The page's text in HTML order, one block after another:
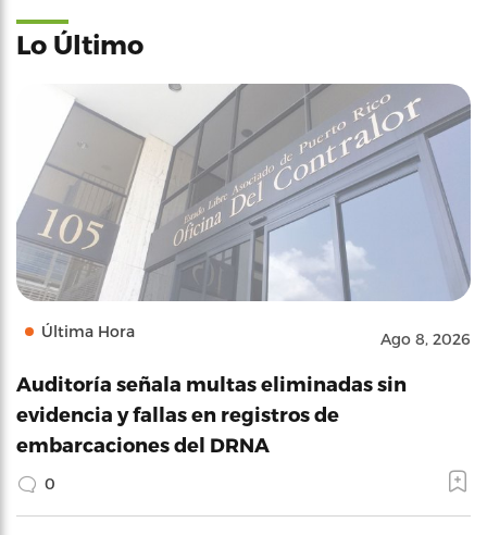
Lo Último
Última Hora Ago 8, 2026
Auditoría señala multas eliminadas sin
evidencia y fallas en registros de
embarcaciones del DRNA
0